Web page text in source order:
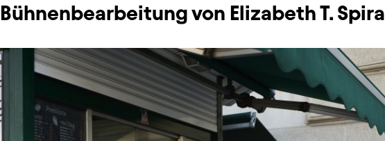
von Elizabeth T. Spira